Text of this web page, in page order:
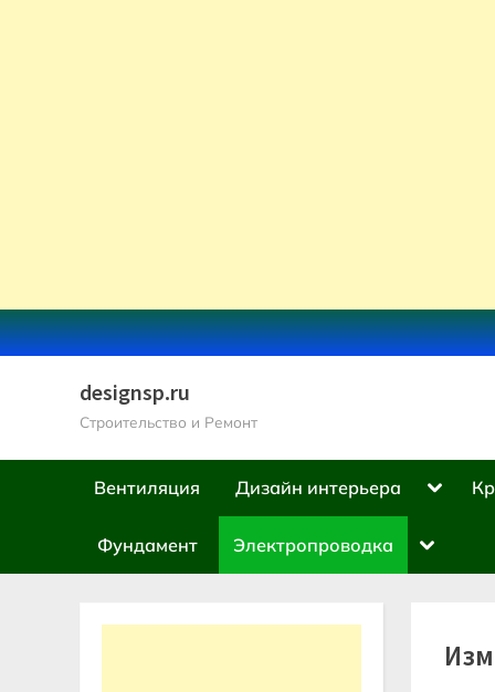
Skip
to
designsp.ru
Строительство и Ремонт
Вентиляция Дизайн интерьера
Toggle
Фундамент Электропроводка
Toggle
menu